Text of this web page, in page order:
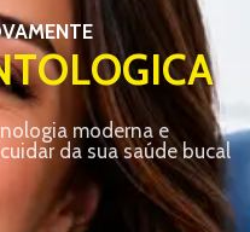
moderna e
da sua saúde bucal